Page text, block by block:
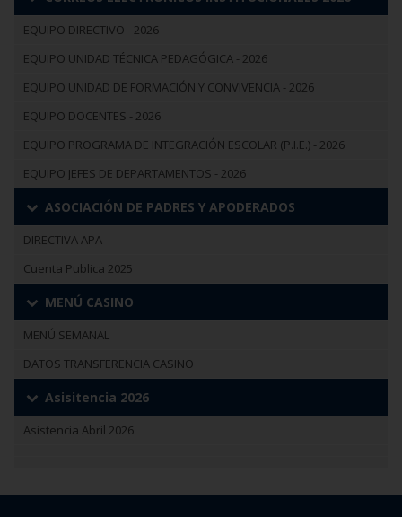
EQUIPO DIRECTIVO - 2026
EQUIPO UNIDAD TÉCNICA PEDAGÓGICA - 2026
EQUIPO UNIDAD DE FORMACIÓN Y CONVIVENCIA - 2026
EQUIPO DOCENTES - 2026
EQUIPO PROGRAMA DE INTEGRACIÓN ESCOLAR (P.I.E.) - 2026
EQUIPO JEFES DE DEPARTAMENTOS - 2026
ASOCIACIÓN DE PADRES Y APODERADOS
DIRECTIVA APA
Cuenta Publica 2025
MENÚ CASINO
MENÚ SEMANAL
DATOS TRANSFERENCIA CASINO
Asisitencia 2026
Asistencia Abril 2026